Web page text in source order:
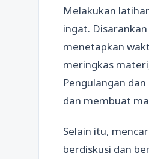
Melakukan
ingat.
menetapkan
meringkas
Pengulangan
dan membuat
Selain itu,
berdiskusi dan